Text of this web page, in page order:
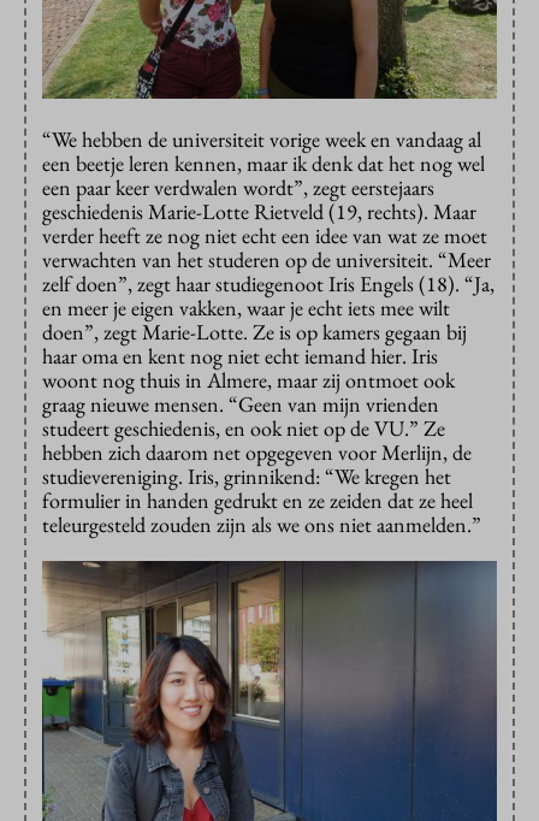
“We hebben de universiteit vorige week en vandaag al
een beetje leren kennen, maar ik denk dat het nog wel
een paar keer verdwalen wordt”, zegt eerstejaars
geschiedenis Marie-Lotte Rietveld (19, rechts). Maar
verder heeft ze nog niet echt een idee van wat ze moet
verwachten van het studeren op de universiteit. “Meer
zelf doen”, zegt haar studiegenoot Iris Engels (18). “Ja,
en meer je eigen vakken, waar je echt iets mee wilt
doen”, zegt Marie-Lotte. Ze is op kamers gegaan bij
haar oma en kent nog niet echt iemand hier. Iris
woont nog thuis in Almere, maar zij ontmoet ook
graag nieuwe mensen. “Geen van mijn vrienden
studeert geschiedenis, en ook niet op de VU.” Ze
hebben zich daarom net opgegeven voor Merlijn, de
studievereniging. Iris, grinnikend: “We kregen het
formulier in handen gedrukt en ze zeiden dat ze heel
teleurgesteld zouden zijn als we ons niet aanmelden.”